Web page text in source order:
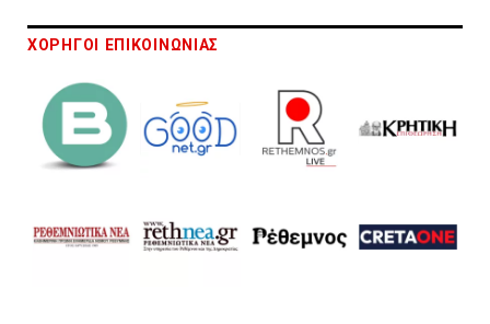
ΧΟΡΗΓΟΙ ΕΠΙΚΟΙΝΩΝΙΑΣ